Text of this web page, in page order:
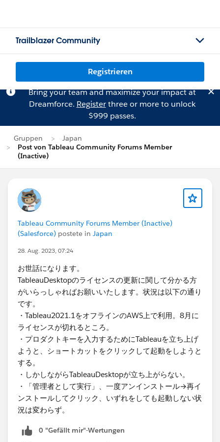
Trailblazer Community
Registrieren
Bring your team and maximize your impact at
Dreamforce. Registerthree or more to unlock
$999 passes.
Gruppen
Japan
Post von Tableau Community Forums Member
(Inactive)
Tableau Community Forums Member (Inactive)
(Salesforce) postete in Japan
28. Aug. 2023, 07:24
お世話になります。
TableauDesktopのライセンスの更新に関して分かる方
がいらっしゃればお願いいたします。状況は以下の通り
です。
・Tableau2021.1をオフラインのAWS上で利用。8月に
ライセンスが切れるところ。
・プロダクトキーを入力するためにTableauを立ち上げ
ようと、ショートカットをクリックして起動をしようと
する。
・しかしながらTableauDesktopが立ち上がらない。
・「管理者として実行」、一度アンインストール→再イ
ンストールしてクリック、いずれをしても起動しない状
況は変わらず。
0 "Gefällt mir"-Wertungen